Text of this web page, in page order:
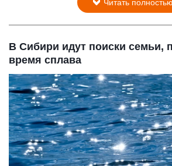
Читать полностью
В Сибири идут поиски семьи,
время сплава